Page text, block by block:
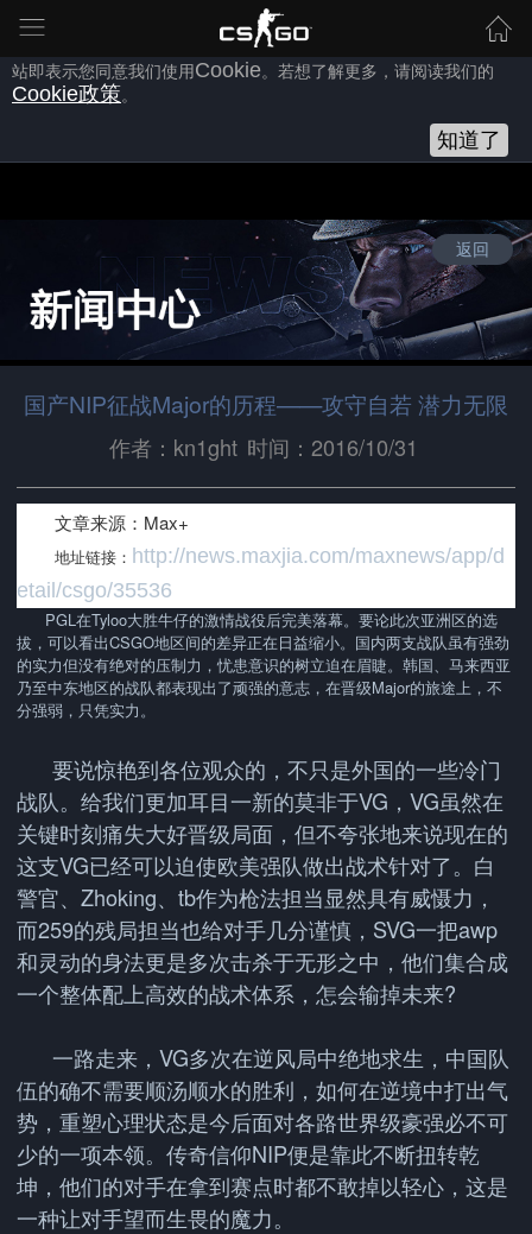
为向您提供良好的网站使用体验，完美世界网站会使用自身或第三方
，以作为安全、技术、分析、推广等之用。继续浏览本网
站即表示您同意我们使用Cookie。若想了解更多，请阅读我们的
Cookie政策。
知道了
返回
国产NIP征战Major的历程——攻守自若 潜力无限
作者：kn1ght 时间：2016/10/31
文章来源：Max+
地址链接： http://news.maxjia.com/maxnews/app/d
etail/csgo/35536
PGL在Tyloo大胜牛仔的激情战役后完美落幕。要论此次亚洲区的选
拔，可以看出CSGO地区间的差异正在日益缩小。国内两支战队虽有强劲
的实力但没有绝对的压制力，忧患意识的树立迫在眉睫。韩国、马来西亚
乃至中东地区的战队都表现出了顽强的意志，在晋级Major的旅途上，不
分强弱，只凭实力。
要说惊艳到各位观众的，不只是外国的一些冷门
战队。给我们更加耳目一新的莫非于VG，VG虽然在
关键时刻痛失大好晋级局面，但不夸张地来说现在的
这支VG已经可以迫使欧美强队做出战术针对了。白
警官、Zhoking、tb作为枪法担当显然具有威慑力，
而259的残局担当也给对手几分谨慎，SVG一把awp
和灵动的身法更是多次击杀于无形之中，他们集合成
一个整体配上高效的战术体系，怎会输掉未来?
一路走来，VG多次在逆风局中绝地求生，中国队
伍的确不需要顺汤顺水的胜利，如何在逆境中打出气
势，重塑心理状态是今后面对各路世界级豪强必不可
少的一项本领。传奇信仰NIP便是靠此不断扭转乾
坤，他们的对手在拿到赛点时都不敢掉以轻心，这是
一种让对手望而生畏的魔力。